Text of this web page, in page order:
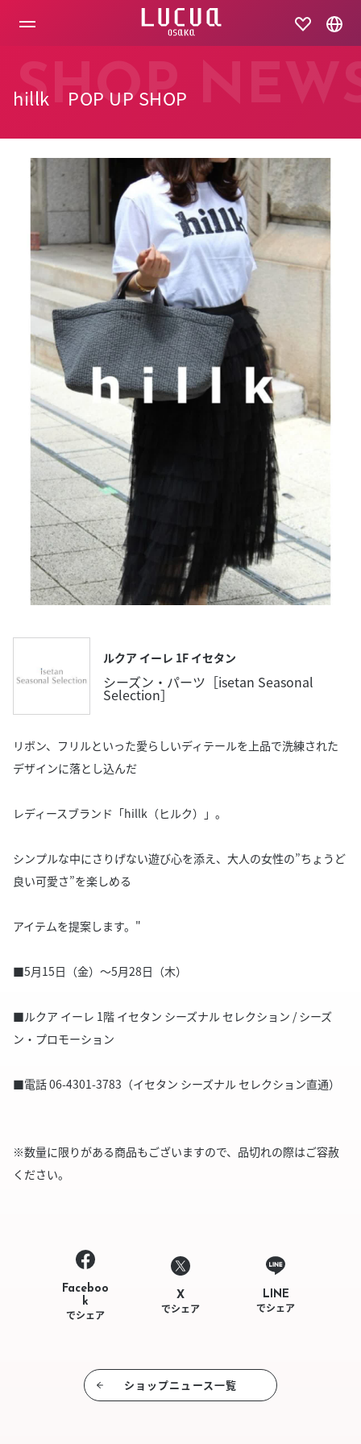
hillk POP UP SHOP
SHOP
ルクア イーレ 1F イセタン
シーズン・パーツ［isetan Seasonal
Selection］
リボン、フリルといった愛らしいディテールを上品で洗練された
デザインに落とし込んだ
レディースブランド「hillk（ヒルク）」。
シンプルな中にさりげない遊び心を添え、大人の女性の”ちょうど
良い可愛さ”を楽しめる
アイテムを提案します。"
■5月15日（金）～5月28日（木）
■ルクア イーレ 1階 イセタン シーズナル セレクション / シーズ
ン・プロモーション
■電話 06-4301-3783（イセタン シーズナル セレクション直通）
※数量に限りがある商品もございますので、品切れの際はご容赦
ください。
Faceboo
k
でシェア
X
でシェア
LINE
でシェア
ショップニュース⼀覧